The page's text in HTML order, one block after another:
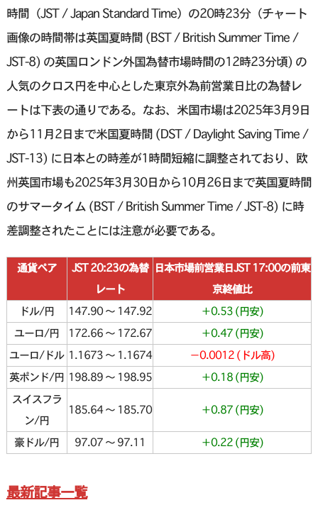
時間（JST / Japan Standard Time）の20時23分（チャート
画像の時間帯は英国夏時間 (BST / British Summer Time /
JST-8) の英国ロンドン外国為替市場時間の12時23分頃) の
人気のクロス円を中心とした東京外為前営業日比の為替レ
ートは下表の通りである。なお、米国市場は2025年3月9日
から11月2日まで米国夏時間 (DST / Daylight Saving Time /
JST-13) に日本との時差が1時間短縮に調整されており、欧
州英国市場も2025年3月30日から10月26日まで英国夏時間
のサマータイム (BST / British Summer Time / JST-8) に時
差調整されたことには注意が必要である。
通貨ペア
JST 20:23の為替
レート
日本市場前営業日JST 17:00の前東
京終値比
ドル/円
147.90 〜 147.92
＋0.53 (円安)
ユーロ/円
172.66 〜 172.67
＋0.47 (円安)
ユーロ/ドル 1.1673 〜 1.1674
−0.0012 (ドル高)
英ポンド/円 198.89 〜 198.95
＋0.18 (円安)
スイスフラ
ン/円
185.64 〜 185.70 ＋0.87 (円安)
豪ドル/円 97.07 〜 97.11 ＋0.22 (円安)
最新記事一覧